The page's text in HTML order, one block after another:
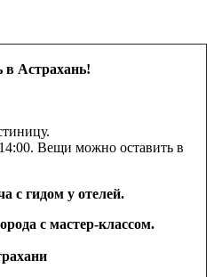
Астрахань!
Вещи можно оставить в
с гидом у отелей.
с мастер-классом.